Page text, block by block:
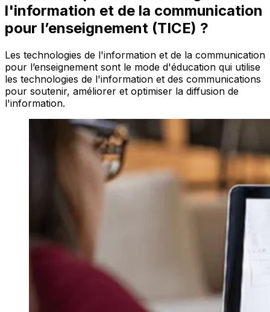
l'information et de la communication
pour l’enseignement (TICE) ?
Les technologies de l'information et de la communication
pour l’enseignement sont le mode d'éducation qui utilise
les technologies de l'information et des communications
pour soutenir, améliorer et optimiser la diffusion de
l'information.